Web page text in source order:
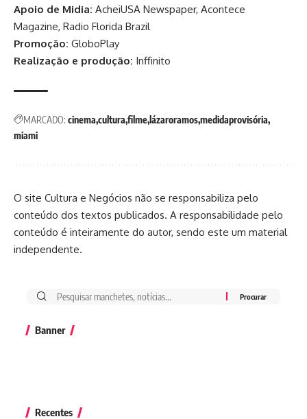
Apoio de Midia: AcheiUSA Newspaper, Acontece
Magazine, Radio Florida Brazil
Promoção: GloboPlay
Realização e produção: Inffinito
MARCADO: cinema cultura filme lázaroramosmedidaprovisória
miami
O site Cultura e Negócios não se responsabiliza pelo
conteúdo dos textos publicados. A responsabilidade pelo
conteúdo é inteiramente do autor, sendo este um material
independente.
Banner
Recentes